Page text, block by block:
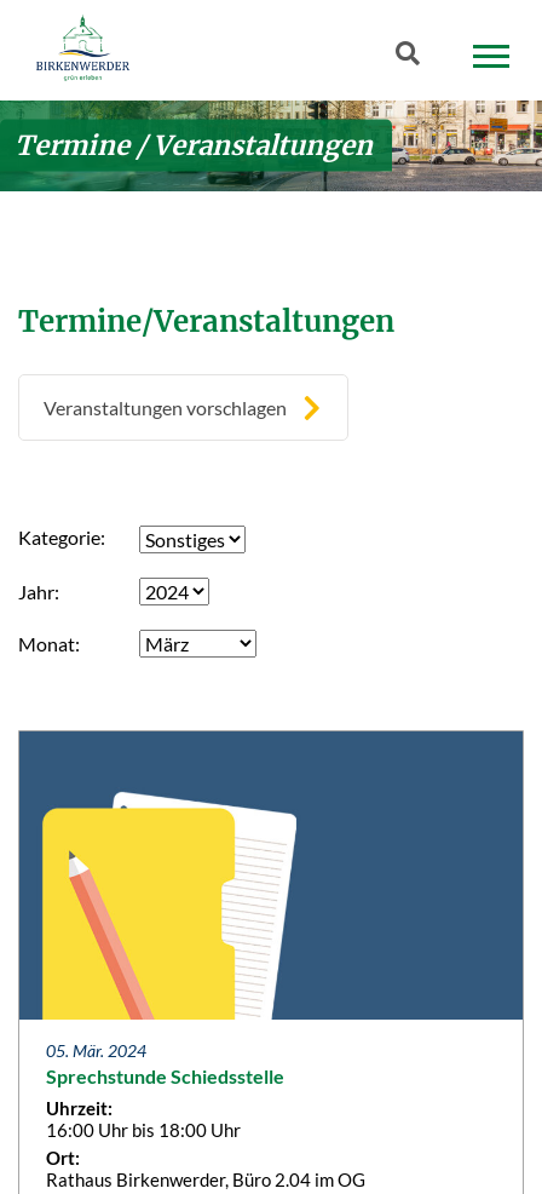
Zum Hauptinhalt springen
Suchbegriff
Termine / Veranstaltungen
Termine/Veranstaltungen
Veranstaltungen vorschlagen
Kategorie
Jahr
Monat
05. Mär. 2024
Sprechstunde Schiedsstelle
Uhrzeit:
16:00 Uhr bis 18:00 Uhr
Ort:
Rathaus Birkenwerder, Büro 2.04 im OG